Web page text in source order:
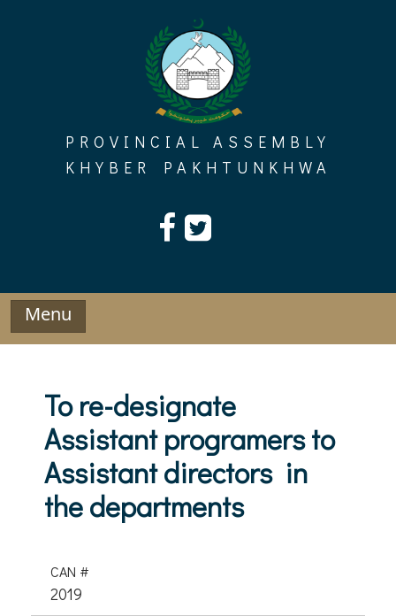
PROVINCIAL ASSEMBLY
KHYBER PAKHTUNKHWA
Menu
To re-designate
Assistant programers to
Assistant directors in
the departments
CAN #
2019